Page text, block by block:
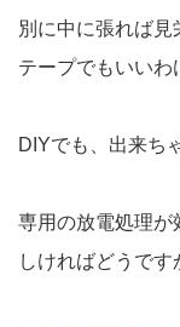
別に中に張れば見
テープでもいいわ
DIYでも、出来ち
専用の放電処理が
しければどうです